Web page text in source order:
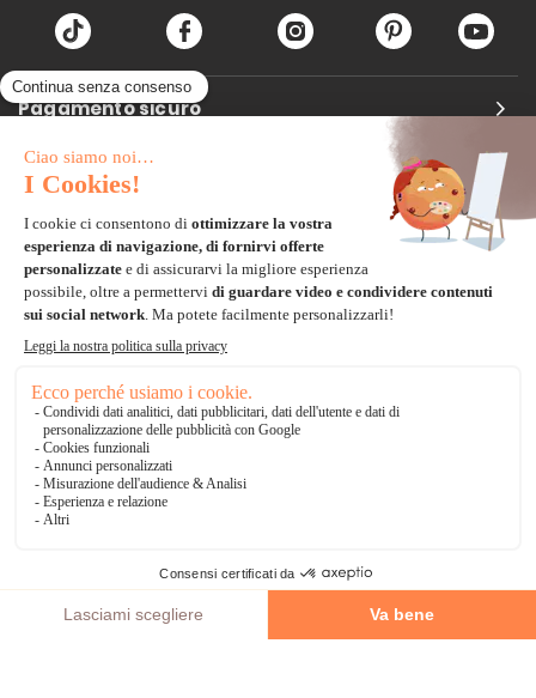
Pagamento sicuro
Carta di credito
Paypal
Bonifico Bancario
3 volte senza tasse
*Soluzioni di consegna
Delivengo Domicilio Internazionale